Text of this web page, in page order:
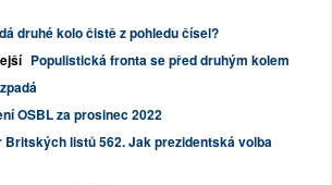
druhé kolo čistě z pohledu čísel?
Populistická fronta se před druhým kolem
OSBL za prosinec 2022
Britských listů 562. Jak prezidentská volba